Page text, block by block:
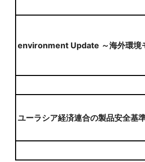
environment Update ～海外環境
ユーラシア経済連合の製品安全基